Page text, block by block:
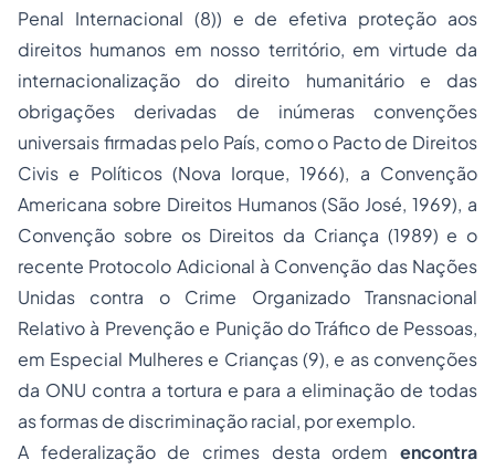
Penal Internacional (8)) e de efetiva proteção aos
direitos humanos em nosso território, em virtude da
internacionalização do direito humanitário e das
obrigações derivadas de inúmeras convenções
universais firmadas pelo País, como o Pacto de Direitos
Civis e Políticos (Nova Iorque, 1966), a Convenção
Americana sobre Direitos Humanos (São José, 1969), a
Convenção sobre os Direitos da Criança (1989) e o
recente Protocolo Adicional à Convenção das Nações
Unidas contra o Crime Organizado Transnacional
Relativo à Prevenção e Punição do Tráfico de Pessoas,
em Especial Mulheres e Crianças (9), e as convenções
da ONU contra a tortura e para a eliminação de todas
as formas de discriminação racial, por exemplo.
A federalização de crimes desta ordem encontra